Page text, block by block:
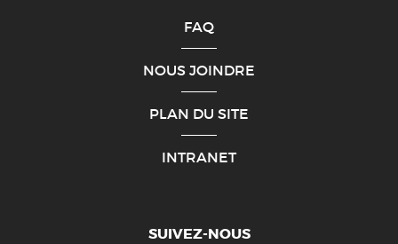
FAQ
NOUS JOINDRE
PLAN DU SITE
INTRANET
SUIVEZ-NOUS